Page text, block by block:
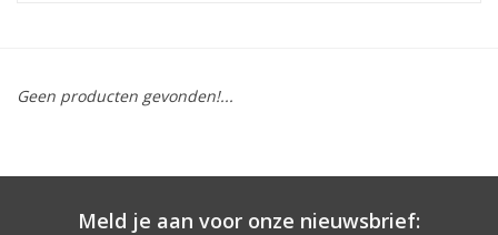
Geen producten gevonden!...
Meld je aan voor onze nieuwsbrief: